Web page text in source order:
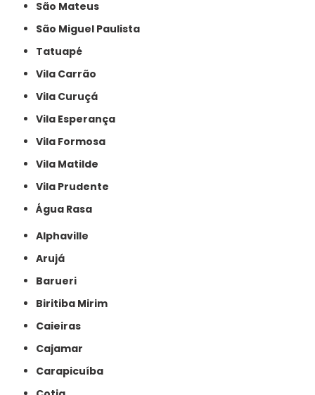
São Mateus
São Miguel Paulista
Tatuapé
Vila Carrão
Vila Curuçá
Vila Esperança
Vila Formosa
Vila Matilde
Vila Prudente
Água Rasa
Alphaville
Arujá
Barueri
Biritiba Mirim
Caieiras
Cajamar
Carapicuíba